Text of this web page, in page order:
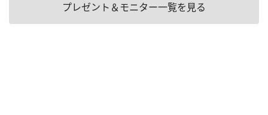
プレゼント＆モニター一覧を見る